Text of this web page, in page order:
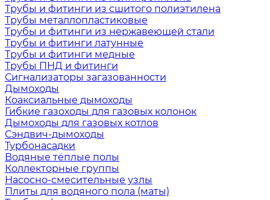
Трубы и фитинги из сшитого полиэтилена
Трубы металлопластиковые
Трубы и фитинги из нержавеющей стали
Трубы и фитинги латунные
Трубы и фитинги медные
Трубы ПНД и фитинги
Сигнализаторы загазованности
Дымоходы
Коаксиальные дымоходы
Гибкие газоходы для газовых колонок
Дымоходы для газовых котлов
Сэндвич-дымоходы
Турбонасадки
Водяные тёплые полы
Коллекторные группы
Насосно-смесительные узлы
Плиты для водяного пола (маты)